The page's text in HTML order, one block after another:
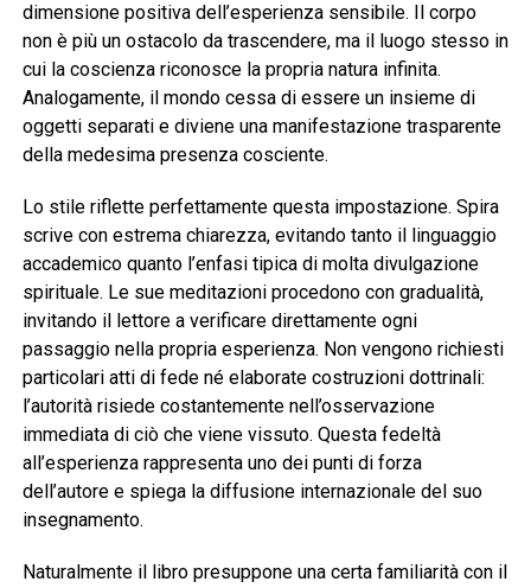
dimensione positiva dell’esperienza sensibile. Il corpo
non è più un ostacolo da trascendere, ma il luogo stesso in
cui la coscienza riconosce la propria natura infinita.
Analogamente, il mondo cessa di essere un insieme di
oggetti separati e diviene una manifestazione trasparente
della medesima presenza cosciente.
Lo stile riflette perfettamente questa impostazione. Spira
scrive con estrema chiarezza, evitando tanto il linguaggio
accademico quanto l’enfasi tipica di molta divulgazione
spirituale. Le sue meditazioni procedono con gradualità,
invitando il lettore a verificare direttamente ogni
passaggio nella propria esperienza. Non vengono richiesti
particolari atti di fede né elaborate costruzioni dottrinali:
l’autorità risiede costantemente nell’osservazione
immediata di ciò che viene vissuto. Questa fedeltà
all’esperienza rappresenta uno dei punti di forza
dell’autore e spiega la diffusione internazionale del suo
insegnamento.
Naturalmente il libro presuppone una certa familiarità con il